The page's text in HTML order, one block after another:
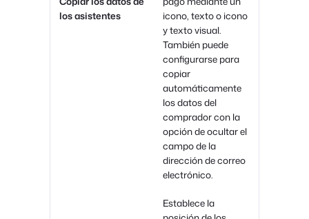
los asistentes
icono, texto o icono
y texto visual.
También puede
configurarse para
copiar
automáticamente
los datos del
comprador con la
opción de ocultar el
campo de la
dirección de correo
electrónico.
Establece la